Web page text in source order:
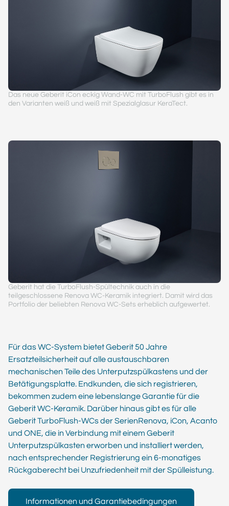
Das neue Geberit iCon eckig Wand-WC mit TurboFlush gibt es in
den Varianten weiß und weiß mit Spezialglasur KeraTect.
Geberit hat die TurboFlush-Spültechnik auch in die
teilgeschlossene Renova WC-Keramik integriert. Damit wird das
Portfolio der beliebten Renova WC-Sets erheblich aufgewertet.
Für das WC-System bietet Geberit 50 Jahre
Ersatzteilsicherheit auf alle austauschbaren
mechanischen Teile des Unterputzspülkastens und der
Betätigungsplatte. Endkunden, die sich registrieren,
bekommen zudem eine lebenslange Garantie für die
Geberit WC-Keramik. Darüber hinaus gibt es für alle
Geberit TurboFlush-WCs der SerienRenova, iCon, Acanto
und ONE, die in Verbindung mit einem Geberit
Unterputzspülkasten erworben und installiert werden,
nach entsprechender Registrierung ein 6-monatiges
Rückgaberecht bei Unzufriedenheit mit der Spülleistung.
Informationen und Garantiebedingungen